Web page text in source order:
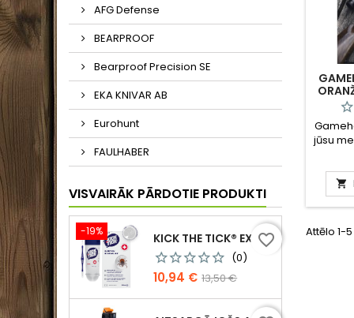
AFG Defense
BEARPROOF
Bearproof Precision SE
EKA KNIVAR AB
Eurohunt
FAULHABER
VISVAIRĀK PĀRDOTIE PRODUKTI
-19% KICK THE TICK® EXPERT SAFE TICK REMOVAL KIT, KOMPLEKTS DROŠAI ĒRČU NOŅEMŠANAI
(0)
Cena
10,94 € Standarta
13,50 €
favorite_border
jūsu

Attēlo 1-